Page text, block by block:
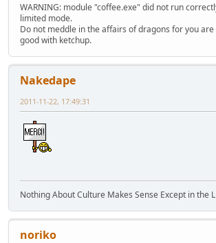
WARNING: module "coffee.exe" did not run
limited mode.
Do not meddle in the affairs of dragons for you
good with ketchup.
Nakedape
2011-11-22, 17:49:31
Nothing About Culture Makes Sense Except in the
noriko